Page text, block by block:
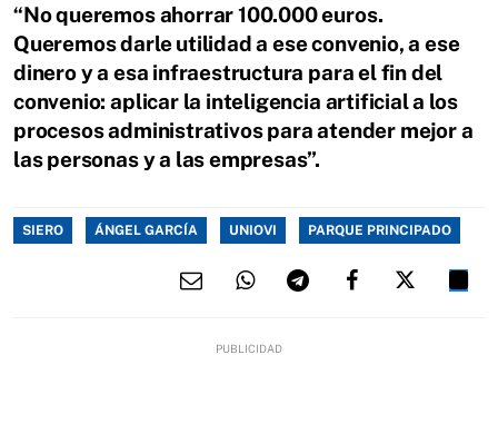
“No queremos ahorrar 100.000 euros.
Queremos darle utilidad a ese convenio, a ese
dinero y a esa infraestructura para el fin del
convenio: aplicar la inteligencia artificial a los
procesos administrativos para atender mejor a
las personas y a las empresas”.
SIERO ÁNGEL GARCÍA UNIOVI PARQUE PRINCIPADO